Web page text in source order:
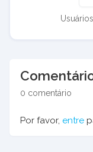
0 comentário
Por favor, entre